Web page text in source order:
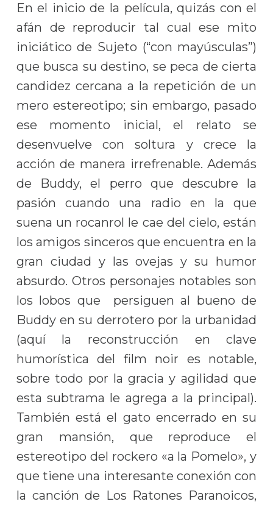
En el inicio de la película, quizás con el
afán de reproducir tal cual ese mito
iniciático de Sujeto (“con mayúsculas”)
que busca su destino, se peca de cierta
candidez cercana a la repetición de un
mero estereotipo; sin embargo, pasado
ese momento inicial, el relato se
desenvuelve con soltura y crece la
acción de manera irrefrenable. Además
de Buddy, el perro que descubre la
pasión cuando una radio en la que
suena un rocanrol le cae del cielo, están
los amigos sinceros que encuentra en la
gran ciudad y las ovejas y su humor
absurdo. Otros personajes notables son
los lobos que persiguen al bueno de
Buddy en su derrotero por la urbanidad
(aquí la reconstrucción en clave
humorística del film noir es notable,
sobre todo por la gracia y agilidad que
esta subtrama le agrega a la principal).
También está el gato encerrado en su
gran mansión, que reproduce el
estereotipo del rockero «a la Pomelo», y
que tiene una interesante conexión con
la canción de Los Ratones Paranoicos,